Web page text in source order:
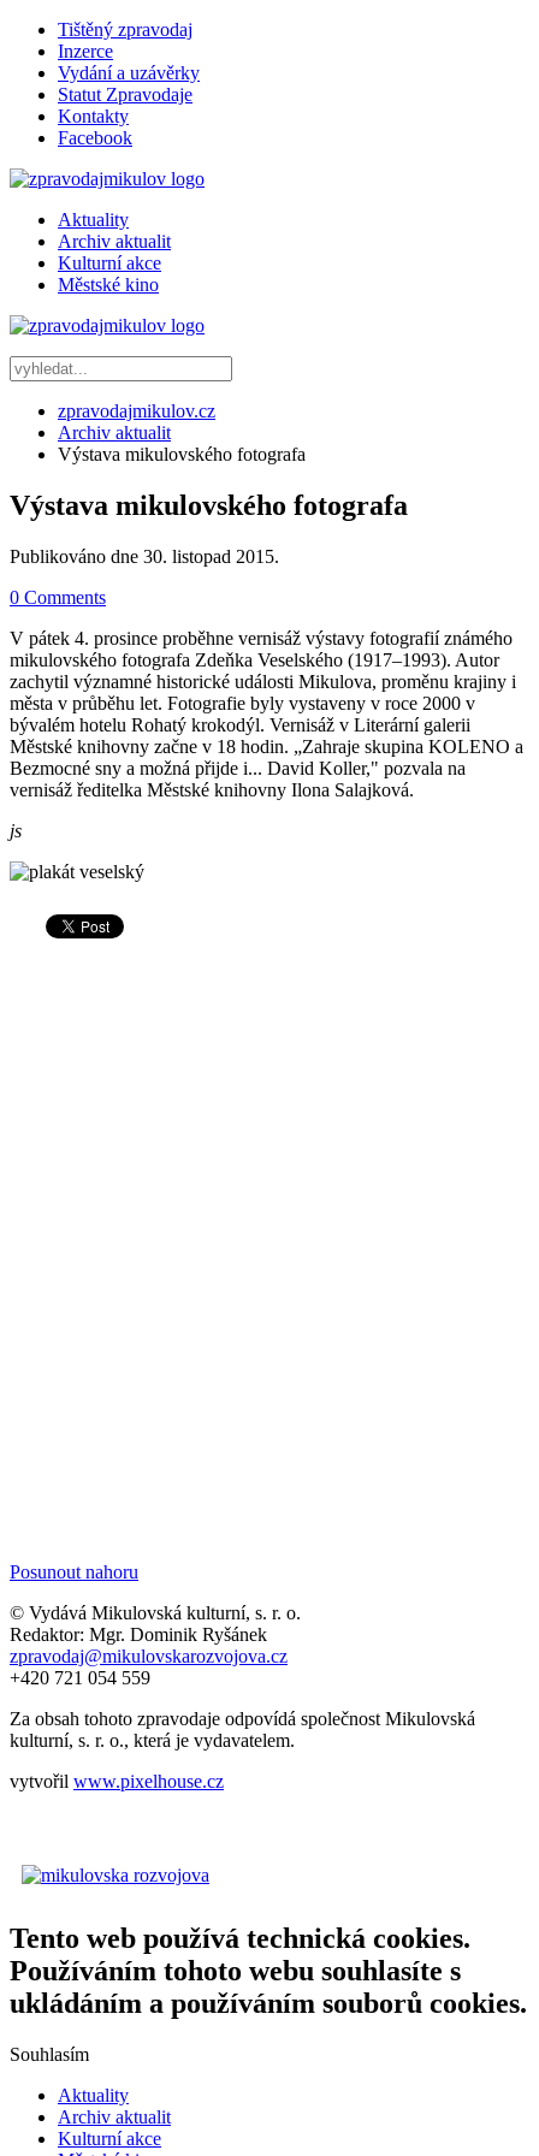
Tištěný zpravodaj
Inzerce
Vydání a uzávěrky
Statut Zpravodaje
Kontakty
Facebook
Aktuality
Archiv aktualit
Kulturní akce
Městské kino
zpravodajmikulov.cz
Archiv aktualit
Výstava mikulovského fotografa
Výstava mikulovského fotografa
Publikováno dne 30. listopad 2015.
0 Comments
V pátek 4. prosince proběhne vernisáž výstavy fotografií známého
mikulovského fotografa Zdeňka Veselského (1917–1993). Autor
zachytil významné historické události Mikulova, proměnu krajiny i
města v průběhu let. Fotografie byly vystaveny v roce 2000 v
bývalém hotelu Rohatý krokodýl. Vernisáž v Literární galerii
Městské knihovny začne v 18 hodin. „Zahraje skupina KOLENO a
Bezmocné sny a možná přijde i... David Koller," pozvala na
vernisáž ředitelka Městské knihovny Ilona Salajková.
js
Posunout nahoru
© Vydává Mikulovská kulturní, s. r. o.
Redaktor: Mgr. Dominik Ryšánek
zpravodaj@mikulovskarozvojova.cz
+420 721 054 559
Za obsah tohoto zpravodaje odpovídá společnost Mikulovská
kulturní, s. r. o., která je vydavatelem.
vytvořil www.pixelhouse.cz
Tento web používá technická cookies.
Používáním tohoto webu souhlasíte s
ukládáním a používáním souborů cookies.
Souhlasím
Aktuality
Archiv aktualit
Kulturní akce